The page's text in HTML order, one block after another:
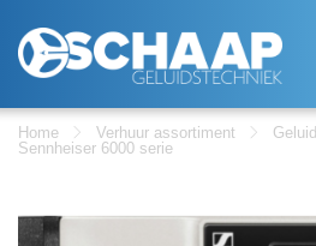
Home Verhuur assortiment
Geluid
Sennheiser 6000 serie